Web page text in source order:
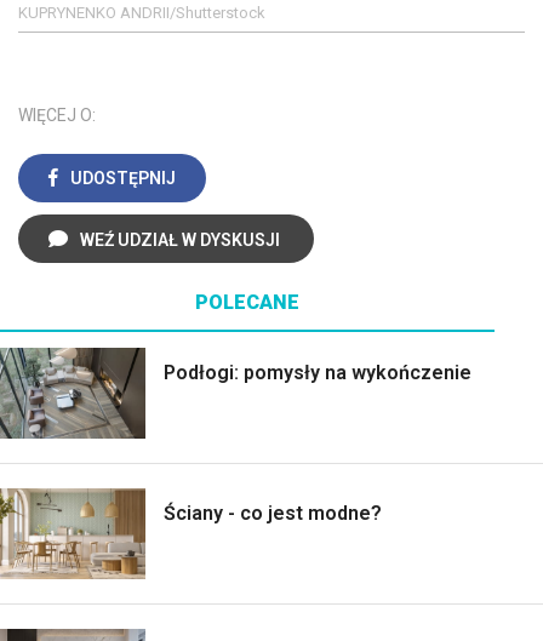
KUPRYNENKO ANDRII/Shutterstock
WIĘCEJ O:
UDOSTĘPNIJ
WEŹ UDZIAŁ W DYSKUSJI
POLECANE
Podłogi: pomysły na wykończenie
Ściany - co jest modne?